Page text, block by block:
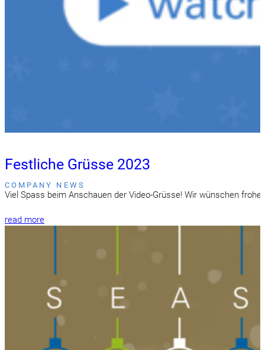
Festliche Grüsse 2023
COMPANY NEWS
Viel Spass beim Anschauen der Video-Grüsse! Wir wünschen
read more